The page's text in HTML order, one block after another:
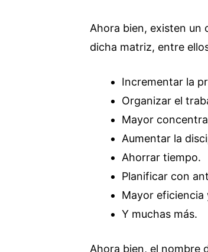
Ahora bien, existen un
dicha matriz, entre
Incrementar la
Organizar el
Mayor
Aumentar la
Ahorrar tiempo.
Planificar con
Mayor eficiencia
Y muchas más.
Ahora bien, el nombre